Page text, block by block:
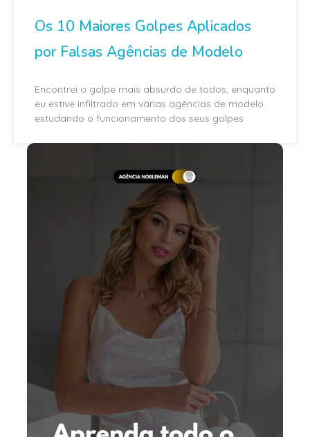
Os 10 Maiores Golpes Aplicados
por Falsas Agências de Modelo
Encontrei o golpe mais absurdo de todos, enquanto
eu estive infiltrado em várias agências de modelo
estudando o funcionamento dos seus golpes